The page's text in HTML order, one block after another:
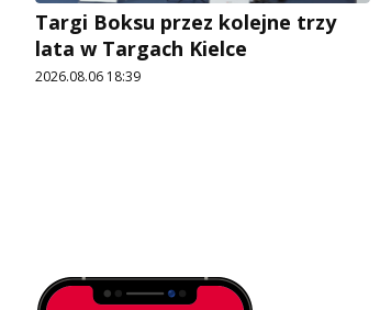
Targi Boksu przez kolejne trzy
lata w Targach Kielce
2026.08.06 18:39